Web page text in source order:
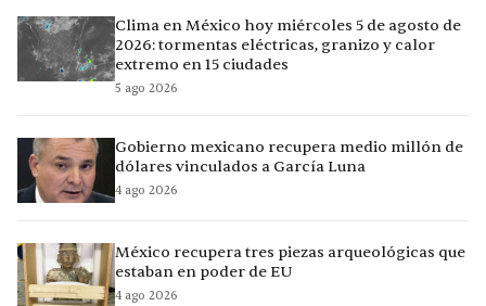
Clima en México hoy miércoles 5 de agosto de
2026: tormentas eléctricas, granizo y calor
extremo en 15 ciudades
5 ago 2026
Gobierno mexicano recupera medio millón de
dólares vinculados a García Luna
4 ago 2026
México recupera tres piezas arqueológicas que
estaban en poder de EU
4 ago 2026